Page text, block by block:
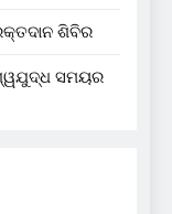
ଶିବିର
ସମୟର